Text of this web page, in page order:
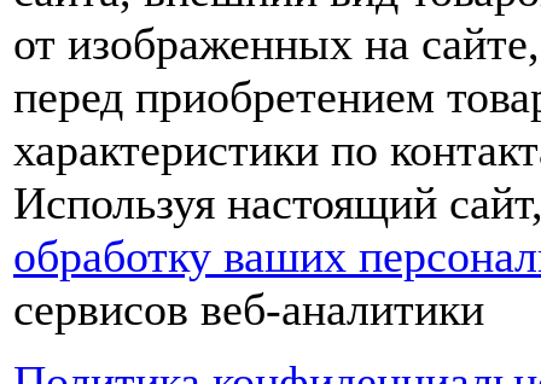
от изображенных на
перед приобретением
характеристики по
Используя настоящий
обработку ваших
сервисов веб-аналитики